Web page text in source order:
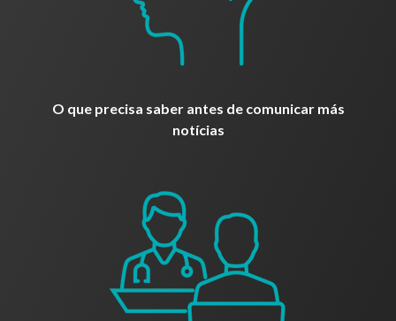
O que precisa saber antes de comunicar más
notícias